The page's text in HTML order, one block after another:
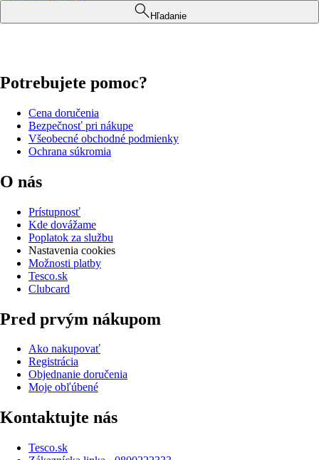
Hľadanie
Potrebujete pomoc?
Cena doručenia
Bezpečnosť pri nákupe
Všeobecné obchodné podmienky
Ochrana súkromia
O nás
Prístupnosť
Kde dovážame
Poplatok za službu
Nastavenia cookies
Možnosti platby
Tesco.sk
Clubcard
Pred prvým nákupom
Ako nakupovať
Registrácia
Objednanie doručenia
Moje obľúbené
Kontaktujte nás
Tesco.sk